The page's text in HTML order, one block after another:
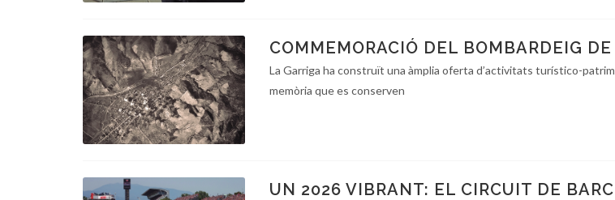
COMMEMORACIÓ DEL BOMBARDEIG
La Garriga ha construït una àmplia oferta d’activitats turístico-
memòria que es conserven
UN 2026 VIBRANT: EL CIRCUIT DE